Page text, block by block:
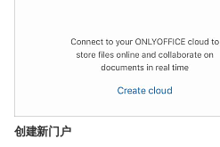
创建新门户